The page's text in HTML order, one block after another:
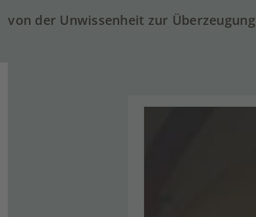
von der Unwissenheit zur Überzeugung